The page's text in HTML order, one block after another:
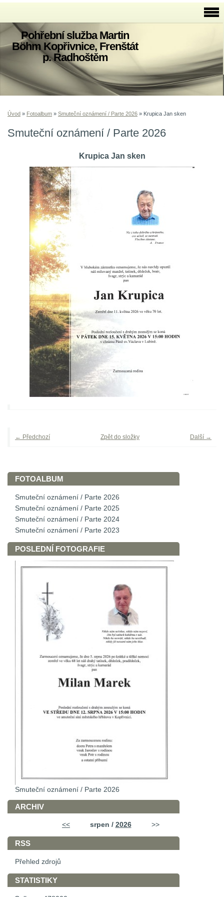
Pohřební služba Martin
Böhm Kopřivnice, Frenštát
p. Radhoštěm
Úvod » Fotoalbum » Smuteční oznámení / Parte 2026 » Krupica Jan sken
Smuteční oznámení / Parte 2026
Krupica Jan sken
← Předchozí Další →
Zpět do složky
FOTOALBUM
Smuteční oznámení / Parte 2026
Smuteční oznámení / Parte 2025
Smuteční oznámení / Parte 2024
Smuteční oznámení / Parte 2023
POSLEDNÍ FOTOGRAFIE
Smuteční oznámení / Parte 2026
ARCHIV
<< srpen / 2026 >>
RSS
Přehled zdrojů
STATISTIKY